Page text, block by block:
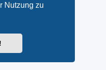
Nutzung zu